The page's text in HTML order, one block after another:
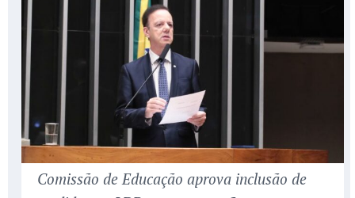
Comissão de Educação aprova inclusão de